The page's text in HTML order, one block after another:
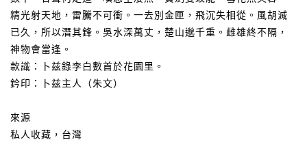
精光射天地，雷騰不可衝。一去別金匣，飛沉失相從。風胡滅
已久，所以潛其鋒。吳水深萬丈，楚山邈千重。雌雄終不隔，
神物會當逢。
款識：卜兹錄李白數首於花園里。
鈐印：卜兹主人（朱文）
來源
私人收藏，台灣